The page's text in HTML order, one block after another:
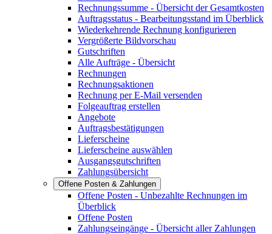
Rechnungssumme - Übersicht der Gesamtkosten
Auftragsstatus - Bearbeitungsstand im Überblick
Wiederkehrende Rechnung konfigurieren
Vergrößerte Bildvorschau
Gutschriften
Alle Aufträge - Übersicht
Rechnungen
Rechnungsaktionen
Rechnung per E-Mail versenden
Folgeauftrag erstellen
Angebote
Auftragsbestätigungen
Lieferscheine
Lieferscheine auswählen
Ausgangsgutschriften
Zahlungsübersicht
Offene Posten & Zahlungen
Offene Posten - Unbezahlte Rechnungen im
Überblick
Offene Posten
Zahlungseingänge - Übersicht aller Zahlungen